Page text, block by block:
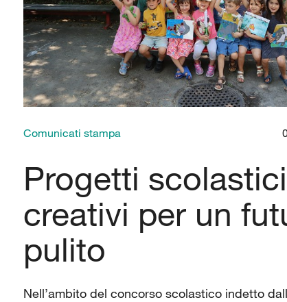
Comunicati stampa
Progetti scolastici
creativi per un
pulito
Nell’ambito del concorso scolastico indetto